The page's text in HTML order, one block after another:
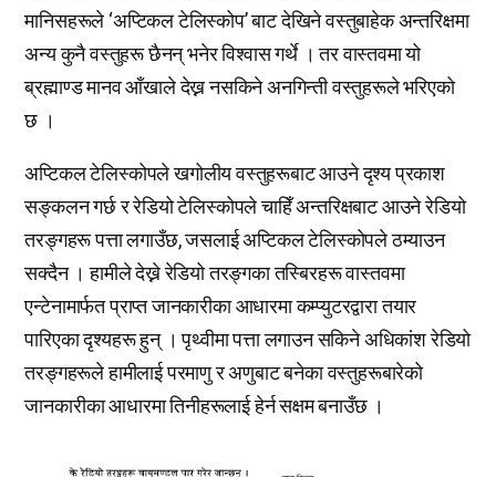
मानिसहरूले ‘अप्टिकल टेलिस्कोप’ बाट देखिने वस्तुबाहेक अन्तरिक्षमा
अन्य कुनै वस्तुहरू छैनन् भनेर विश्वास गर्थे । तर वास्तवमा यो
ब्रह्माण्ड मानव आँखाले देख्न नसकिने अनगिन्ती वस्तुहरूले भरिएको
छ ।
अप्टिकल टेलिस्कोपले खगोलीय वस्तुहरूबाट आउने दृश्य प्रकाश
सङ्कलन गर्छ र रेडियो टेलिस्कोपले चाहिँ अन्तरिक्षबाट आउने रेडियो
तरङ्गहरू पत्ता लगाउँछ, जसलाई अप्टिकल टेलिस्कोपले ठम्याउन
सक्दैन । हामीले देख्ने रेडियो तरङ्गका तस्बिरहरू वास्तवमा
एन्टेनामार्फत प्राप्त जानकारीका आधारमा कम्प्युटरद्वारा तयार
पारिएका दृश्यहरू हुन् । पृथ्वीमा पत्ता लगाउन सकिने अधिकांश रेडियो
तरङ्गहरूले हामीलाई परमाणु र अणुबाट बनेका वस्तुहरूबारेको
जानकारीका आधारमा तिनीहरूलाई हेर्न सक्षम बनाउँछ ।